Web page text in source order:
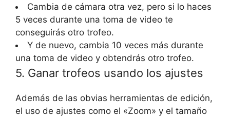
Cambia de cámara otra vez, pero si lo haces
5 veces durante una toma de video te
conseguirás otro trofeo.
Y de nuevo, cambia 10 veces más durante
una toma de video y obtendrás otro trofeo.
5. Ganar trofeos usando los ajustes
Además de las obvias herramientas de edición,
el uso de ajustes como el «Zoom» y el tamaño